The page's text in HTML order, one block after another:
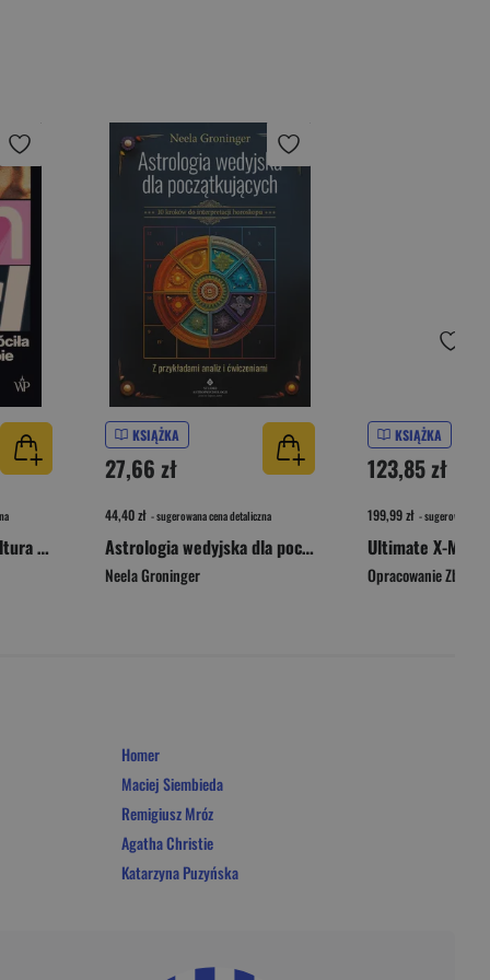
Girl on Girl. Jak popkultura zwróciła kobiety przeciw sobie
KSIĄŻKA
27,66 zł
44,40 zł - sugerowana cena detaliczna
Astrologia wedyjska dla początkujących. 10 kroków do interpretacji horoskopu
Neela Groninger
KSIĄŻKA
123,85 zł
199,99 zł - sugerowana
Ultimate X-Men.
Opracowanie
Homer
Maciej Siembieda
Remigiusz Mróz
Agatha Christie
Katarzyna Puzyńska